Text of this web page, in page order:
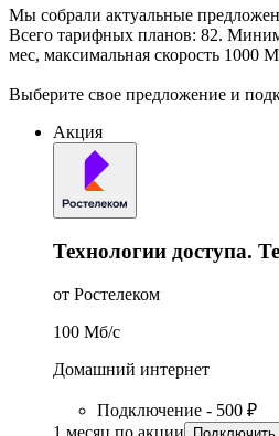
Мы собрали актуальные
Всего тарифных планов: 82.
мес, максимальная скорость 1000
Выберите свое предложение и
Акция
Технологии доступа.
от Ростелеком
100 Мб/c
Домашний интернет
Подключение - 500 ₽
1 месяц по акции
Подключить